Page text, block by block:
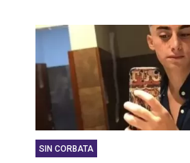
SIN CORBATA